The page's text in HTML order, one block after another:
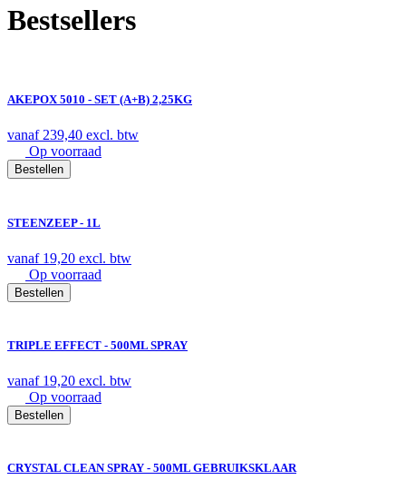
Bestsellers
AKEPOX 5010 - SET (A+B) 2,25KG
vanaf 239,40 excl. btw
Op voorraad
Bestellen
STEENZEEP - 1L
vanaf 19,20 excl. btw
Op voorraad
Bestellen
TRIPLE EFFECT - 500ML SPRAY
vanaf 19,20 excl. btw
Op voorraad
Bestellen
CRYSTAL CLEAN SPRAY - 500ML GEBRUIKSKLAAR